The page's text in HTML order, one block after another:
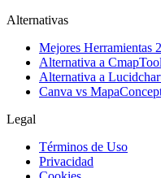
Alternativas
Mejores Herramientas
Alternativa a
Alternativa a
Canva vs
Legal
Términos de Uso
Privacidad